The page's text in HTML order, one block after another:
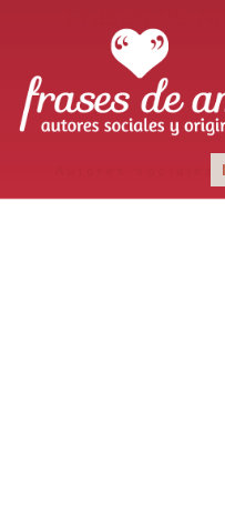
Autores sociales